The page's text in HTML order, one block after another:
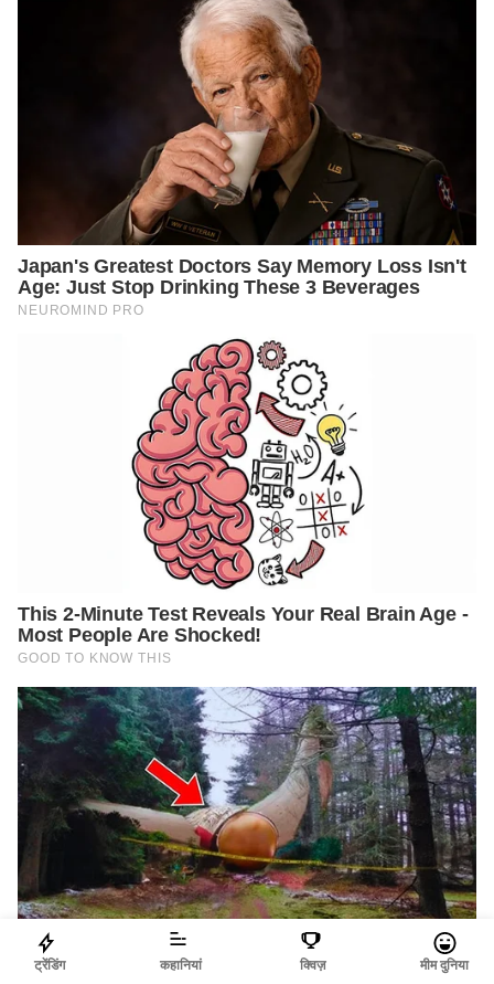
ट्रेंडिंग कहानियां क्विज़ मीम दुनिया